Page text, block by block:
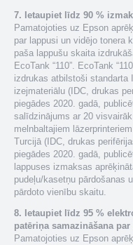
7. Ietaupiet līdz 90 %
Pamatojoties uz Epson
par lappusi un vidējo tonera
paša lappušu skaita
EcoTank “110”. EcoTank
izdrukas atbilstoši standarta
izejmateriālu (IDC, drukas
piegādes 2020. gadā,
salīdzinājums ar 20
melnbaltajiem
Turcijā (IDC, drukas
piegādes 2020. gadā,
lappuses izmaksas
pudeļu/kasetņu pārdošanas
pārdoto vienību skaitu.
8. Ietaupiet līdz 95 %
patēriņa samazināšana par
Pamatojoties uz Epson